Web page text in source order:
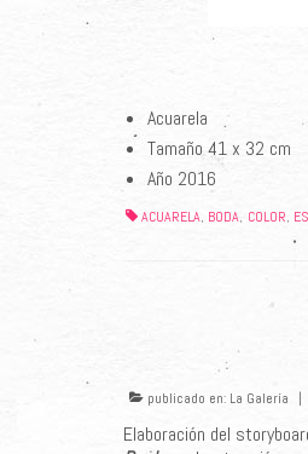
Acuarela
Tamaño 41 x 32 cm
Año 2016
ACUARELA, BODA, COLOR,
publicado en: La Galería
Elaboración del